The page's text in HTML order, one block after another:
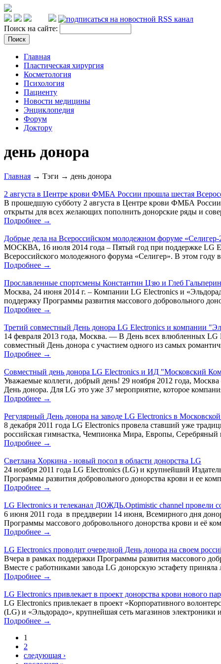
Поиск на сайте:
Главная
Пластическая хирургия
Косметология
Психология
Пациенту
Новости медицины
Энциклопедия
Форум
Доктору
день донора
Главная → Тэги → день донора
2 августа в Центре крови ФМБА России прошла шестая
В прошедшую субботу 2 августа в Центре крови ФМБА России
открыты для всех желающих пополнить донорские ряды и
Подробнее →
Добрые дела на Всероссийском молодежном форуме
МОСКВА, 16 июля 2014 года – Пятый год при поддержке LG
Всероссийского молодежного форума «Селигер». В этом году
Подробнее →
Прославленные спортсмены Константин Цзю и Глеб
Москва, 24 июня 2014 г. – Компании LG Electronics и
поддержку Программы развития массового добровольного
Подробнее →
Третий совместный День донора LG Electronics и компании
14 февраля 2013 года, Москва. — В День всех влюбленных LG
совместный День донора с участием одного из самых
Подробнее →
Совместный день донора LG Electronics и ИД "Московский
Уважаемые коллеги, добрый день! 29 ноября 2012 года,
День донора. Для LG это уже 37 мероприятие, которое
Подробнее →
Регулярный День донора на заводе LG Electronics в
8 декабря 2011 года LG Electronics провела ставший уже
российская гимнастка, Чемпионка Мира, Европы, Серебряный
Подробнее →
Светлана Хоркина - новый посол в области донорства LG
24 ноября 2011 года LG Electronics (LG) и крупнейший
Программы развития добровольного донорства крови и ее
Подробнее →
LG Electronics и телеканал ДОЖДЬ.Optimistic channel провели
6 июня 2011 года в преддверии 14 июня, Всемирного дня
Программы массового добровольного донорства крови и её
Подробнее →
LG Electronics проводит очередной День донора на своем
Вчера в рамках поддержки Программы развития массового
Вместе с работниками завода LG донорскую эстафету
Подробнее →
LG Electronics привлекает в проект донорства крови нового
LG Electronics привлекает в проект «Корпоративного
(LG) и «Эльдорадо», крупнейшая сеть магазинов
Подробнее →
1
2
следующая ›